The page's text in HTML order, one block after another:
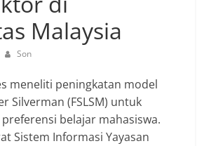
Malaysia
Son
meneliti peningkatan model
Silverman (FSLSM) untuk
belajar mahasiswa.
Sistem Informasi Yayasan